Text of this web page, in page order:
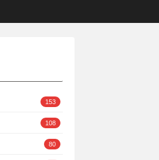
153
108
80